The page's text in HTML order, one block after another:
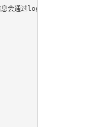
会通过log打出，仅在pc